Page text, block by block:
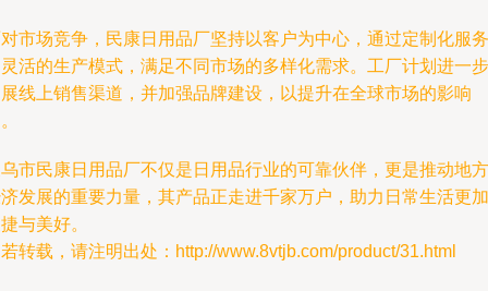
市场竞争，民康日用品厂坚持以客户为中心，通过定制化服务
活的生产模式，满足不同市场的多样化需求。工厂计划进一步
线上销售渠道，并加强品牌建设，以提升在全球市场的影响
市民康日用品厂不仅是日用品行业的可靠伙伴，更是推动地方
发展的重要力量，其产品正走进千家万户，助力日常生活更加
与美好。
转载，请注明出处：http://www.8vtjb.com/product/31.html